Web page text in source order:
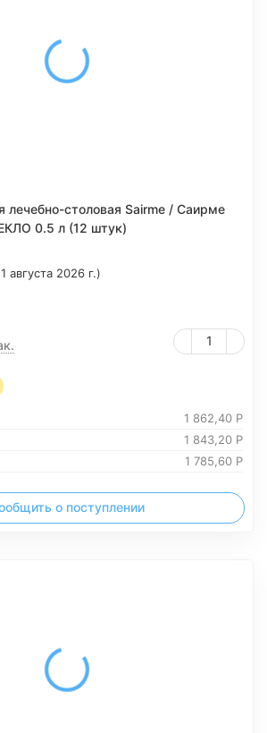
лечебно-столовая Sairme / Саирме
0.5 л (12 штук)
августа 2026 г.)
1 862,40 Р
1 843,20 Р
1 785,60 Р
о поступлении